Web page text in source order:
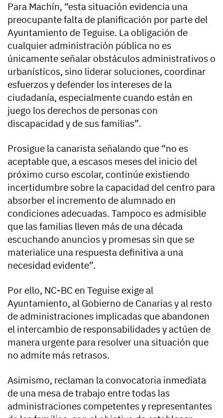
Para Machín, “esta situación evidencia una
preocupante falta de planificación por parte del
Ayuntamiento de Teguise. La obligación de
cualquier administración pública no es
únicamente señalar obstáculos administrativos o
urbanísticos, sino liderar soluciones, coordinar
esfuerzos y defender los intereses de la
ciudadanía, especialmente cuando están en
juego los derechos de personas con
discapacidad y de sus familias”.
Prosigue la canarista señalando que “no es
aceptable que, a escasos meses del inicio del
próximo curso escolar, continúe existiendo
incertidumbre sobre la capacidad del centro para
absorber el incremento de alumnado en
condiciones adecuadas. Tampoco es admisible
que las familias lleven más de una década
escuchando anuncios y promesas sin que se
materialice una respuesta definitiva a una
necesidad evidente”.
Por ello, NC-BC en Teguise exige al
Ayuntamiento, al Gobierno de Canarias y al resto
de administraciones implicadas que abandonen
el intercambio de responsabilidades y actúen de
manera urgente para resolver una situación que
no admite más retrasos.
Asimismo, reclaman la convocatoria inmediata
de una mesa de trabajo entre todas las
administraciones competentes y representantes